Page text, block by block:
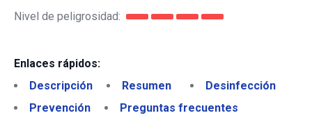
Nivel de peligrosidad:
Enlaces rápidos:
Descripción
Resumen
Desinfección
Prevención
Preguntas frecuentes